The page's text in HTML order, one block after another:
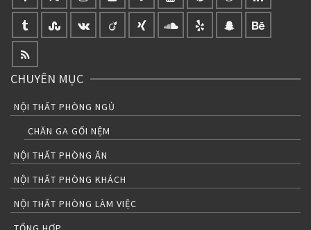
CHUYÊN MỤC
NỘI THẤT PHÒNG NGỦ
CHĂN GA GỐI NỆM
NỘI THẤT PHÒNG ĂN
NỘI THẤT PHÒNG KHÁCH
NỘI THẤT PHÒNG LÀM VIỆC